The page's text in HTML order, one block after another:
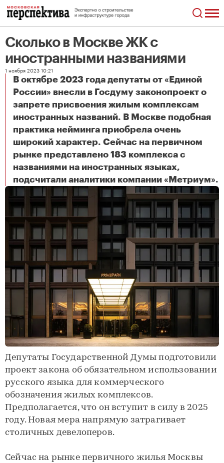
Сколько в Москве ЖК с
иностранными названиями
1 ноября 2023 10:21
В октябре 2023 года депутаты от «Единой
России» внесли в Госдуму законопроект о
запрете присвоения жилым комплексам
иностранных названий. В Москве подобная
практика нейминга приобрела очень
широкий характер. Сейчас на первичном
рынке представлено 183 комплекса с
названиями на иностранных языках,
подсчитали аналитики компании «Метриум».
Сколько в Москве ЖК с иностранными названиями
Депутаты Государственной Думы подготовили
проект закона об обязательном использовании
русского языка для коммерческого
обозначения жилых комплексов.
Предполагается, что он вступит в силу в 2025
году. Новая мера напрямую затрагивает
столичных девелоперов.
Сейчас на рынке первичного жилья Москвы